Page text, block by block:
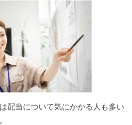
配当について気にかかる人も多い